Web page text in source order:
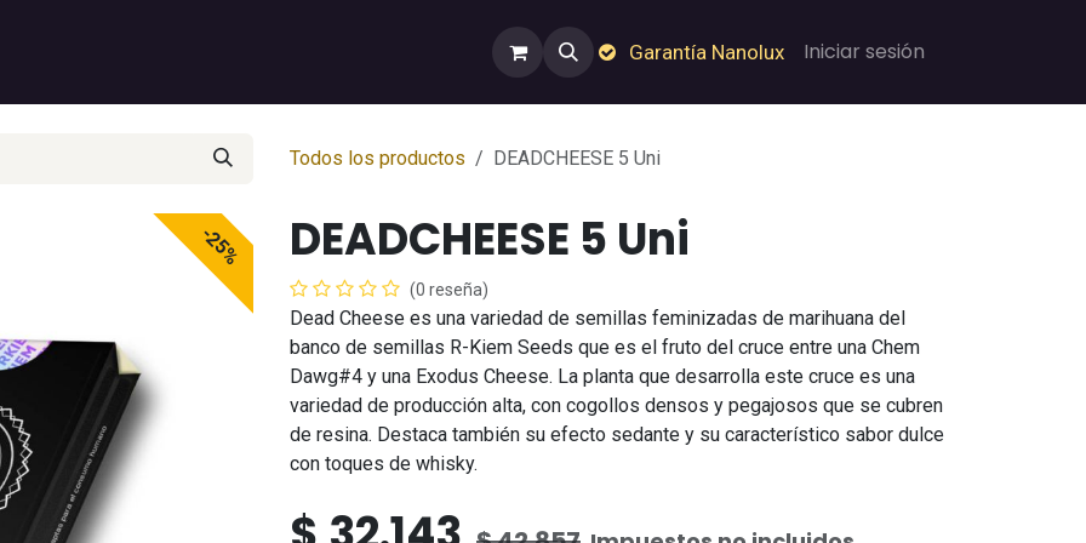
Sobre Nosotros Empleos Garantía de Nanolux
Garantía Nanolux Iniciar sesión
Todos los productos DEADCHEESE 5 Uni
-25% DEADCHEESE 5 Uni
(0 reseña)
Dead Cheese es una variedad de semillas feminizadas de marihuana del
banco de semillas R-Kiem Seeds que es el fruto del cruce entre una Chem
Dawg#4 y una Exodus Cheese. La planta que desarrolla este cruce es una
variedad de producción alta, con cogollos densos y pegajosos que se cubren
de resina. Destaca también su efecto sedante y su característico sabor dulce
con toques de whisky.